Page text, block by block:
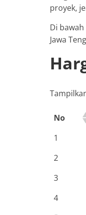
proyek,
Di
Jawa
No
1
2
3
4